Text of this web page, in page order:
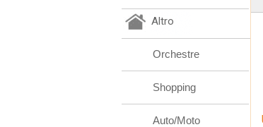
Altro
Orchestre
Shopping
Auto/Moto